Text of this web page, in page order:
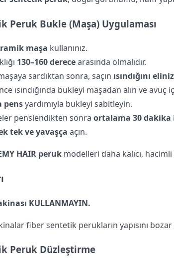
Peruk Bukle (Maşa) Uygulaması
maşa kullanınız.
130–160 derecearasında olmalıdır.
sardıktan sonra, saçın ısındığını
ısındığında bukleyi maşadan alın ve avuç
pensyardımıyla bukleyi sabitleyin.
penslendikten sonra ortalama 30 dakika
tek ve yavaşça açın.
HAIR peruk modelleri daha kalıcı,
KULLANMAYIN.
fiber sentetik perukların yapısını bozar
Peruk Düzleştirme